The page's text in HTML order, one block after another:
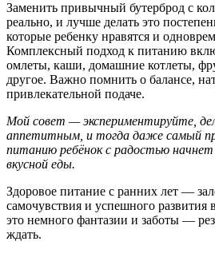
Заменить привычный бутерброд с
реально, и лучше делать это
которые ребенку нравятся и
Комплексный подход к питанию
омлеты, каши, домашние котлеты,
другое. Важно помнить о балансе,
привлекательной подаче.
Мой совет — экспериментируйте,
аппетитным, и тогда даже самый
питанию ребёнок с радостью начнет
вкусной еды.
Здоровое питание с ранних лет —
самочувствия и успешного развития
это немного фантазии и заботы —
ждать.